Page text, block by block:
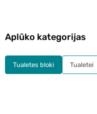
Aplūko kategorijas
Tualetes bloki Tualetei